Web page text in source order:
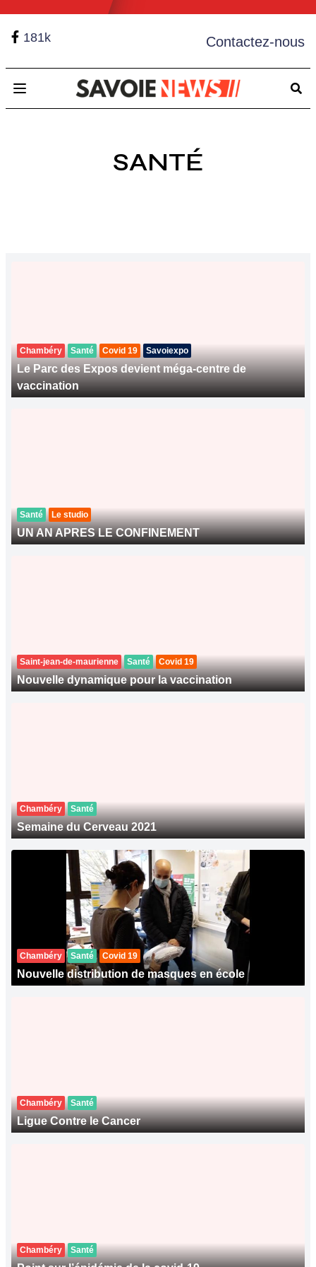
181k Contactez-nous
Open main menu
SANTÉ
Chambéry Santé Covid 19 Savoiexpo
Le Parc des Expos devient méga-centre de
vaccination
Santé Le studio
UN AN APRES LE CONFINEMENT
Saint-jean-de-maurienne Santé Covid 19
Nouvelle dynamique pour la vaccination
Chambéry Santé
Semaine du Cerveau 2021
Chambéry Santé Covid 19
Nouvelle distribution de masques en école
Chambéry Santé
Ligue Contre le Cancer
Chambéry Santé